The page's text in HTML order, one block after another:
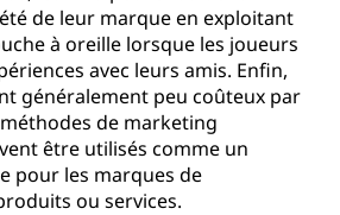
de leur marque en exploitant
à oreille lorsque les joueurs
avec leurs amis. Enfin,
généralement peu coûteux par
de marketing
être utilisés comme un
pour les marques de
ou services.